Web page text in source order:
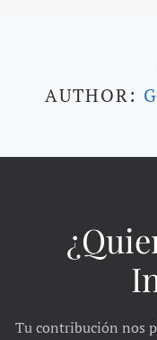
AUTHOR:
Tu contribución nos